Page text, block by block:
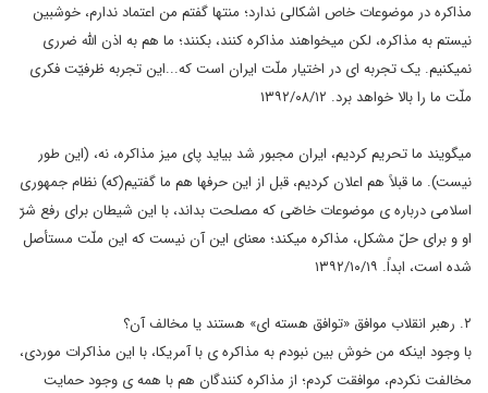
مذاکره در موضوعات خاص اشکالی ندارد؛ منتها گفتم من اعتماد ندارم، خوشبین
نیستم به مذاکره، لکن میخواهند مذاکره کنند، بکنند؛ ما هم به اذن الله ضرری
نمیکنیم. یک تجربه ای در اختیار ملّت ایران است که...این تجربه ظرفیّت فکری
ملّت ما را بالا خواهد برد. ۱۳۹۲/۰۸/۱۲
میگویند ما تحریم کردیم، ایران مجبور شد بیاید پای میز مذاکره، نه، (این طور
نیست). ما قبلاً هم اعلان کردیم، قبل از این حرفها هم ما گفتیم(که) نظام جمهوری
اسلامی درباره ی موضوعات خاصّی که مصلحت بداند، با این شیطان برای رفع شرّ
او و برای حلّ مشکل، مذاکره میکند؛ معنای این آن نیست که این ملّت مستأصل
شده است، ابداً. ۱۳۹۲/۱۰/۱۹
۲. رهبر انقلاب موافق «توافق هسته ای» هستند یا مخالف آن؟
با وجود اینکه من خوش بین نبودم به مذاکره ی با آمریکا، با این مذاکرات موردی،
مخالفت نکردم، موافقت کردم؛ از مذاکره کنندگان هم با همه ی وجود حمایت